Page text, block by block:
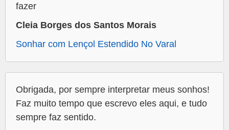
fazer
Cleia Borges dos Santos Morais
Sonhar com Lençol Estendido No Varal
Obrigada, por sempre interpretar meus sonhos!
Faz muito tempo que escrevo eles aqui, e tudo
sempre faz sentido.